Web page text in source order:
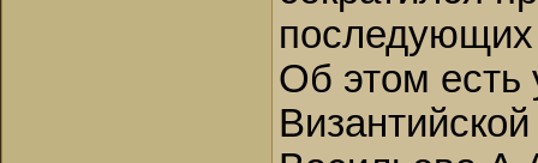
последующих
Об этом есть